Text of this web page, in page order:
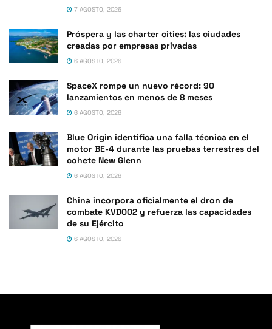
7 AGOSTO, 2026
Próspera y las charter cities: las ciudades
creadas por empresas privadas
6 AGOSTO, 2026
SpaceX rompe un nuevo récord: 90
lanzamientos en menos de 8 meses
6 AGOSTO, 2026
Blue Origin identifica una falla técnica en el
motor BE-4 durante las pruebas terrestres del
cohete New Glenn
6 AGOSTO, 2026
China incorpora oficialmente el dron de
combate KVD002 y refuerza las capacidades
de su Ejército
6 AGOSTO, 2026